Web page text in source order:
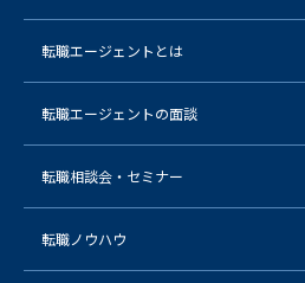
転職エージェントとは
転職エージェントの面談
転職相談会・セミナー
転職ノウハウ